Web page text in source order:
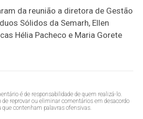
da reunião a diretora de Gestão
Sólidos da Semarh, Ellen
Hélia Pacheco e Maria Gorete
é de responsabilidade de quem realizá-lo.
de reprovar ou eliminar comentários em desacordo
que contenham palavras ofensivas.